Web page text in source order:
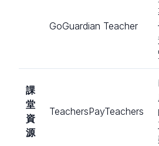
GoGuardian Teacher
課
堂
資
源
TeachersPayTeachers